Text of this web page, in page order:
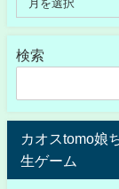
検索
カオスtomo娘
生ゲーム